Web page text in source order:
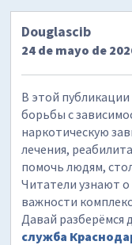
Douglascib
24 de mayo de
В этой
борьбы с
наркотическую
лечения,
помочь людям,
Читатели узнают
важности
Давай разберёмся
служба